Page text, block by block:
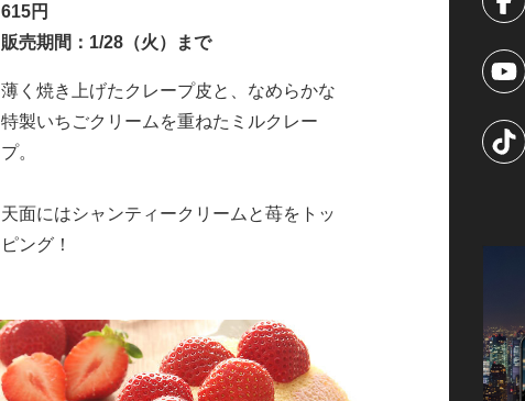
615円
販売期間：1/28（火）まで
薄く焼き上げたクレープ皮と、なめらかな
特製いちごクリームを重ねたミルクレー
プ。
天面にはシャンティークリームと苺をトッ
ピング！